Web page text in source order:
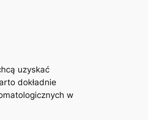
uzyskać
dokładnie‍
w